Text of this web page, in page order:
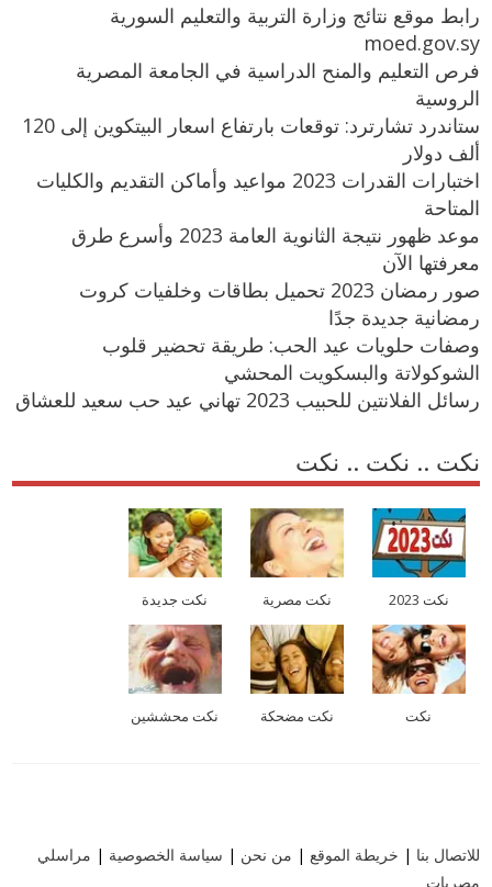
رابط موقع نتائج وزارة التربية والتعليم السورية
moed.gov.sy
فرص التعليم والمنح الدراسية في الجامعة المصرية
الروسية
ستاندرد تشارترد: توقعات بارتفاع اسعار البيتكوين إلى 120
ألف دولار
اختبارات القدرات 2023 مواعيد وأماكن التقديم والكليات
المتاحة
موعد ظهور نتيجة الثانوية العامة 2023 وأسرع طرق
معرفتها الآن
صور رمضان 2023 تحميل بطاقات وخلفيات كروت
رمضانية جديدة جدًا
وصفات حلويات عيد الحب: طريقة تحضير قلوب
الشوكولاتة والبسكويت المحشي
رسائل الفلانتين للحبيب 2023 تهاني عيد حب سعيد للعشاق
نكت .. نكت .. نكت
نكت 2023 نكت مصرية نكت جديدة
نكت نكت مضحكة نكت محششين
للاتصال بنا | خريطة الموقع | من نحن | سياسة الخصوصية | مراسلي
مصريات